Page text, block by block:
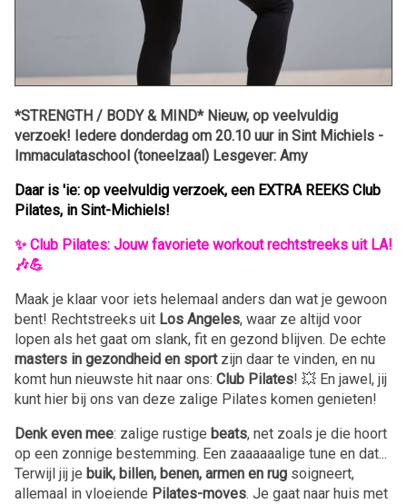
*STRENGTH / BODY & MIND* Nieuw, op veelvuldig
verzoek! Iedere donderdag om 20.10 uur in Sint Michiels -
Immaculataschool (toneelzaal) Lesgever: Amy
Daar is 'ie: op veelvuldig verzoek, een EXTRA REEKS Club
Pilates, in Sint-Michiels!
✨ Club Pilates: Jouw favoriete workout rechtstreeks uit LA!
🎶💪
Maak je klaar voor iets helemaal anders dan wat je gewoon
bent! Rechtstreeks uit Los Angeles, waar ze altijd voor
lopen als het gaat om slank, fit en gezond blijven. De echte
masters in gezondheid en sport zijn daar te vinden, en nu
komt hun nieuwste hit naar ons: Club Pilates! 💥 En jawel, jij
kunt hier bij ons van deze zalige Pilates komen genieten!
Denk even mee: zalige rustige beats, net zoals je die hoort
op een zonnige bestemming. Een zaaaaaalige tune en dat...
Terwijl jij je buik, billen, benen, armen en rug soigneert,
allemaal in vloeiende Pilates-moves. Je gaat naar huis met